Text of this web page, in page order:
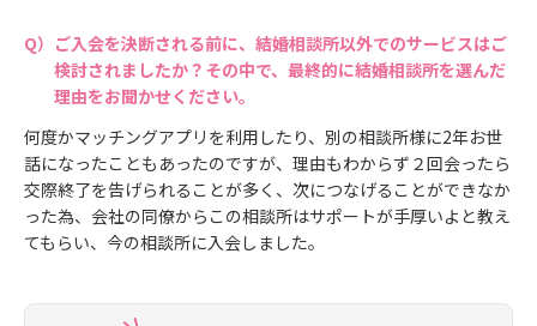
ご入会を決断される前に、結婚相談所以外でのサービスはご
検討されましたか？その中で、最終的に結婚相談所を選んだ
理由をお聞かせください。
何度かマッチングアプリを利用したり、別の相談所様に2年お世
話になったこともあったのですが、理由もわからず２回会ったら
交際終了を告げられることが多く、次につなげることができなか
った為、会社の同僚からこの相談所はサポートが手厚いよと教え
てもらい、今の相談所に入会しました。